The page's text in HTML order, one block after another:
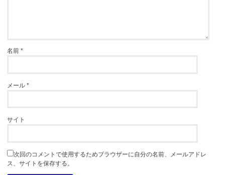
名前*
メール*
サイト
次回のコメントで使用するためブラウザーに自分の名前、メールアドレ
ス、サイトを保存する。